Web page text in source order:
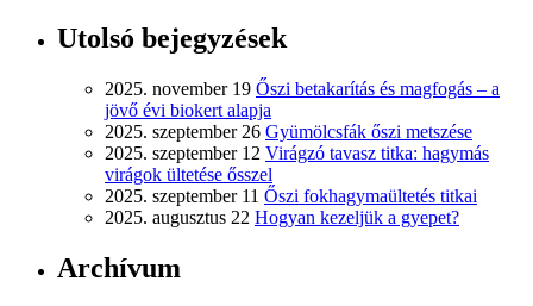
Utolsó bejegyzések
2025. november 19 Őszi betakarítás és magfogás – a
jövő évi biokert alapja
2025. szeptember 26 Gyümölcsfák őszi metszése
2025. szeptember 12 Virágzó tavasz titka: hagymás
virágok ültetése ősszel
2025. szeptember 11 Őszi fokhagymaültetés titkai
2025. augusztus 22 Hogyan kezeljük a gyepet?
Archívum